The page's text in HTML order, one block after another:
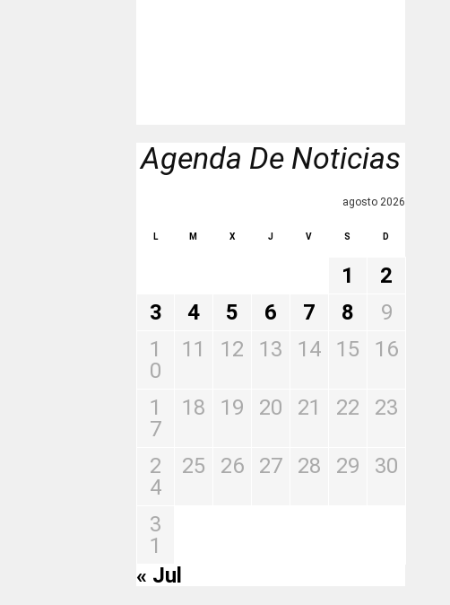
Agenda De Noticias
agosto 2026
L M X J V S D
1
2
3
4 5 6 7 8
9
1
0
11 12 13 14 15 16
1
7
18 19 20 21 22 23
2
4
25 26 27 28 29 30
3
1
« Jul